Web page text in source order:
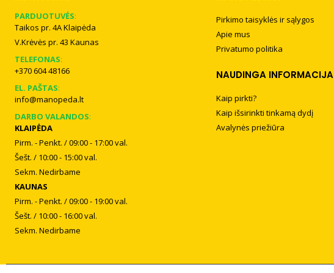
PARDUOTUVĖS:
Taikos pr. 4A Klaipėda
V.Krėvės pr. 43 Kaunas
TELEFONAS:
+370 604 48166
EL. PAŠTAS:
info@manopeda.lt
DARBO VALANDOS:
KLAIPĖDA
Pirm. - Penkt. / 09:00 - 17:00 val.
Šešt. / 10:00 - 15:00 val.
Sekm. Nedirbame
KAUNAS
Pirm. - Penkt. / 09:00 - 19:00 val.
Šešt. / 10:00 - 16:00 val.
Sekm. Nedirbame
Pirkimo taisyklės ir sąlygos
Apie mus
Privatumo politika
NAUDINGA INFORMACIJA
Kaip pirkti?
Kaip išsirinkti tinkamą dydį
Avalynės priežiūra